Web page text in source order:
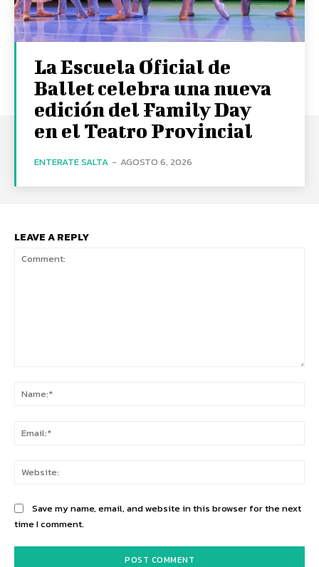
La Escuela Oficial de
Ballet celebra una nueva
edición del Family Day
en el Teatro Provincial
ENTERATE SALTA - AGOSTO 6, 2026
LEAVE A REPLY
Save my name, email, and website in this browser for the next
time I comment.